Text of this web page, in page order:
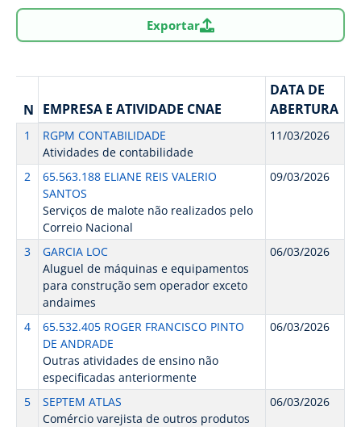
Exportar
N EMPRESA E ATIVIDADE CNAE
DATA DE
ABERTURA
1
RGPM CONTABILIDADE
Atividades de contabilidade
11/03/2026
2
65.563.188 ELIANE REIS VALERIO
SANTOS
Serviços de malote não realizados pelo
Correio Nacional
09/03/2026
3
GARCIA LOC
Aluguel de máquinas e equipamentos
para construção sem operador exceto
andaimes
06/03/2026
4
65.532.405 ROGER FRANCISCO PINTO
DE ANDRADE
Outras atividades de ensino não
especificadas anteriormente
06/03/2026
5
SEPTEM ATLAS
Comércio varejista de outros produtos
06/03/2026